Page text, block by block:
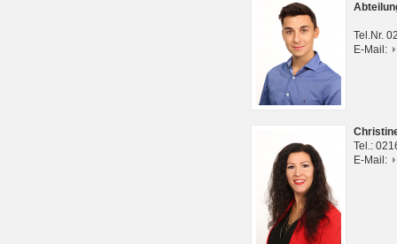
Tel.Nr.
E-Mail:
Tel.:
E-Mail: